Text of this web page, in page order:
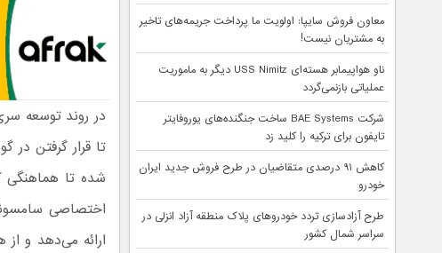
در روند توسعه
تا قرار گرفتن
شده تا هماهنگی
اختصاصی
ارائه می‌دهد و
معاون فروش سایپا: اولویت ما پرداخت جریمه‌های تاخیر
به مشتریان نیست!
ناو هواپیمابر هسته‌ای USS Nimitz دیگر به ماموریت
عملیاتی بازنمی‌گردد
شرکت BAE Systems ساخت جنگنده‌های یوروفایتر
تایفون برای ترکیه را کلید زد
کاهش ۹۱ درصدی متقاضیان در طرح فروش جدید ایران
خودرو
طرح آزادسازی تردد خودروهای پلاک منطقه آزاد انزلی در
سراسر شمال کشور